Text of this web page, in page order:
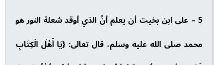
5 – على ابن بخيت أن يعلم أنَّ الذي أوقد شعلة النور هو
محمد صلى الله عليه وسلم، قال تعالى: {يَا أَهْلَ الْكِتَابِ